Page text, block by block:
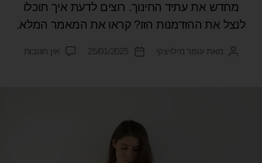
מחדש את עתיד החינוך. רוצים לדעת איך תוכלו
לנצל את ההזדמנות הזו? קראו את המאמר המלא.
מאת עומר מילויצקי 25/01/2025 אין תגובות